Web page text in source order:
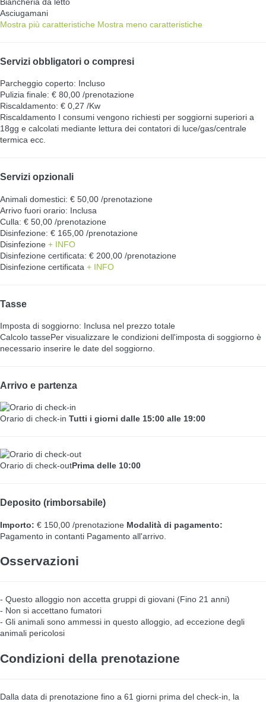
Asciugamani
Mostra più caratteristiche Mostra meno caratteristiche
Servizi obbligatori o compresi
Parcheggio coperto: Incluso
Pulizia finale: € 80,00 /prenotazione
Riscaldamento: € 0,27 /Kw
Riscaldamento I consumi vengono richiesti per soggiorni superiori a
18gg e calcolati mediante lettura dei contatori di luce/gas/centrale
termica ecc.
Servizi opzionali
Animali domestici: € 50,00 /prenotazione
Arrivo fuori orario: Inclusa
Culla: € 50,00 /prenotazione
Disinfezione: € 165,00 /prenotazione
Disinfezione + INFO
Disinfezione certificata: € 200,00 /prenotazione
Disinfezione certificata + INFO
Tasse
Imposta di soggiorno: Inclusa nel prezzo totale
Calcolo tassePer visualizzare le condizioni dell'imposta di soggiorno è
necessario inserire le date del soggiorno.
Arrivo e partenza
Orario di check-in Tutti i giorni dalle 15:00 alle 19:00
Orario di check-outPrima delle 10:00
Deposito (rimborsabile)
Importo: € 150,00 /prenotazione Modalità di pagamento:
Pagamento in contanti Pagamento all'arrivo.
Osservazioni
- Questo alloggio non accetta gruppi di giovani (Fino 21 anni)
- Non si accettano fumatori
- Gli animali sono ammessi in questo alloggio, ad eccezione degli
animali pericolosi
Condizioni della prenotazione
Dalla data di prenotazione fino a 61 giorni prima del check-in, la